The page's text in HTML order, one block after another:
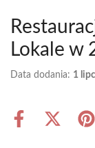
Lokale w
Data dodania: 1
Share
Share